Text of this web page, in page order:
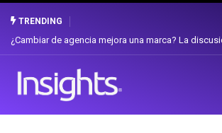
TRENDING
Gabriela Herrera y el arte de cambiarse el